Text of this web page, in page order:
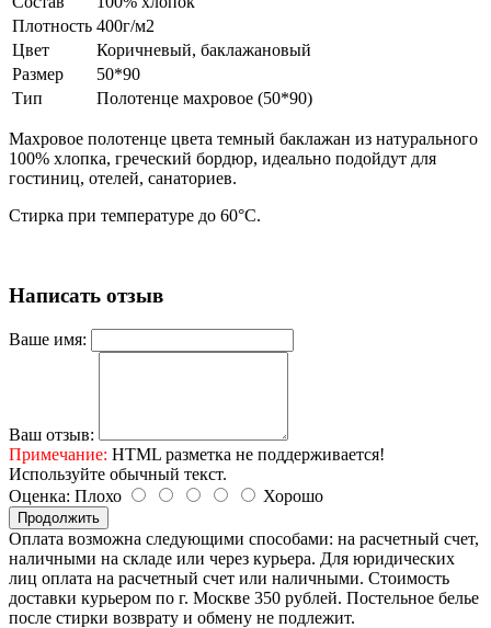
Плотность 400г/м2
Цвет
Коричневый, баклажановый
Размер
50*90
Тип
Полотенце махровое (50*90)
Махровое полотенце цвета темный баклажан из натурального
100% хлопка, греческий бордюр, идеально подойдут для
гостиниц, отелей, санаториев.
Стирка при температуре до 60°С.
Написать отзыв
Ваше имя:
Ваш отзыв:
Примечание: HTML разметка не поддерживается!
Используйте обычный текст.
Оценка: Плохо Хорошо
Продолжить
Оплата возможна следующими способами: на расчетный счет,
наличными на складе или через курьера. Для юридических
лиц оплата на расчетный счет или наличными. Стоимость
доставки курьером по г. Москве 350 рублей. Постельное белье
после стирки возврату и обмену не подлежит.